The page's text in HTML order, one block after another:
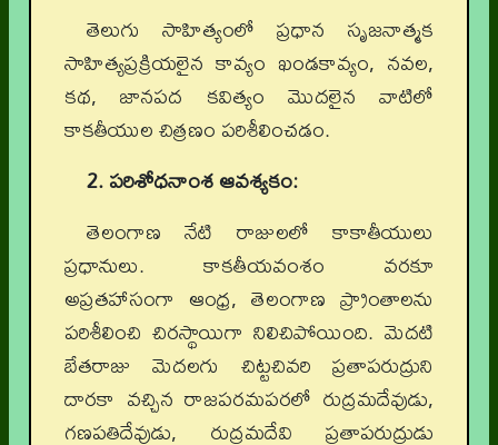
తెలుగు సాహిత్యంలో ప్రధాన సృజనాత్మక
సాహిత్యప్రక్రియలైన కావ్యం ఖండకావ్యం, నవల,
కథ, జానపద కవిత్యం మొదలైన వాటిలో
కాకతీయుల చిత్రణం పరిశీలించడం.
2. పరిశోధనాంశ ఆవశ్యకం:
తెలంగాణ నేటి రాజులలో కాకాతీయులు
ప్రధానులు. కాకతీయవంశం వరకూ
అప్రతహాసంగా ఆంధ్ర, తెలంగాణ ప్ర్రాంతాలను
పరిశీలించి చిరస్థాయిగా నిలిచిపోయింది. మెదటి
బేతరాజు మెదలగు చిట్టచివరి ప్రతాపరుద్రుని
దారకా వచ్చిన రాజపరమపరలో రుద్రమదేవుడు,
గణపతిదేవుడు, రుద్రమదేవి ప్రతాపరుద్రుడు